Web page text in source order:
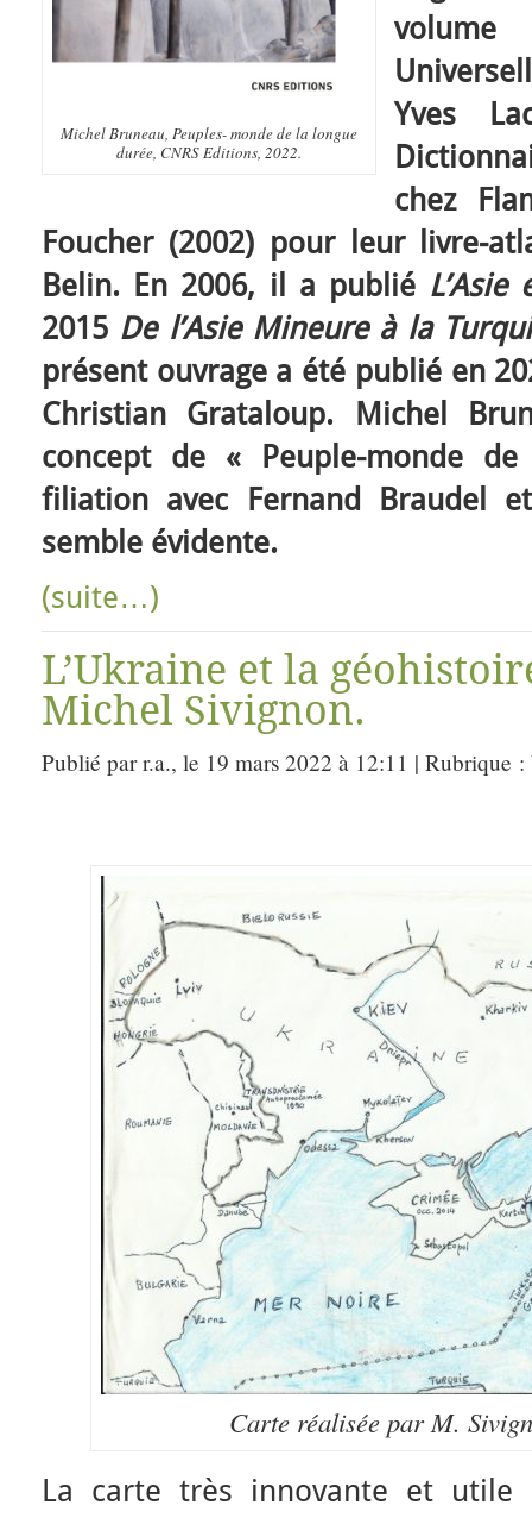
Michel Bruneau, Peuples- monde de la longue
durée, CNRS Editions, 2022.
Yves
chez
Foucher (2002) pour leur livre-
Belin. En 2006, il a publié
2015 De l’Asie Mineure à la
présent ouvrage a été publié en
Christian Grataloup. Michel
concept de « Peuple-monde
filiation avec Fernand Braudel
semble évidente.
(suite…)
L’Ukraine et la
Michel Sivignon.
Publié par r.a., le 19 mars 2022 à 12:11 | Rubrique :
Carte réalisée par M.
La carte très innovante et